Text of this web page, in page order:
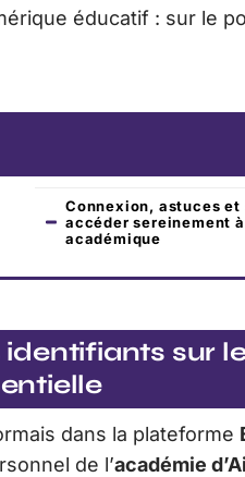
éducatif : sur le
Connexion, astuces
accéder sereinement
académique
sur
dans la plateforme
de l’académie